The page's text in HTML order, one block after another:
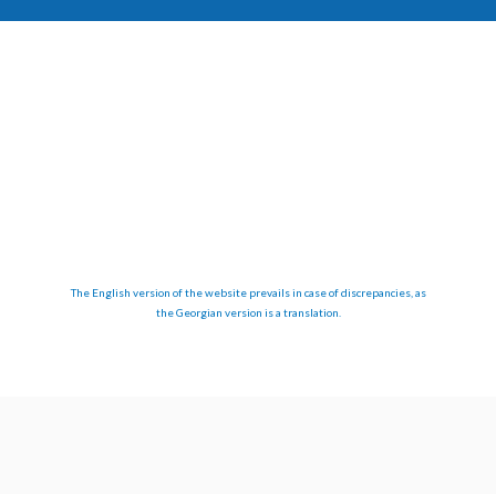
The English version of the website prevails in case of discrepancies, as
the Georgian version is a translation.